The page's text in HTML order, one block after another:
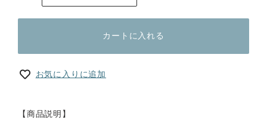
カートに入れる
お気に入りに追加
【商品説明】